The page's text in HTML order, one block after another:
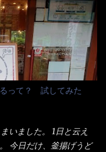
って？ 試してみた
いました。 1日と云え
今日だけ、釜揚げうど